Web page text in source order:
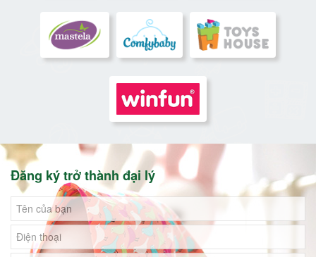
Đăng ký trở thành đại lý